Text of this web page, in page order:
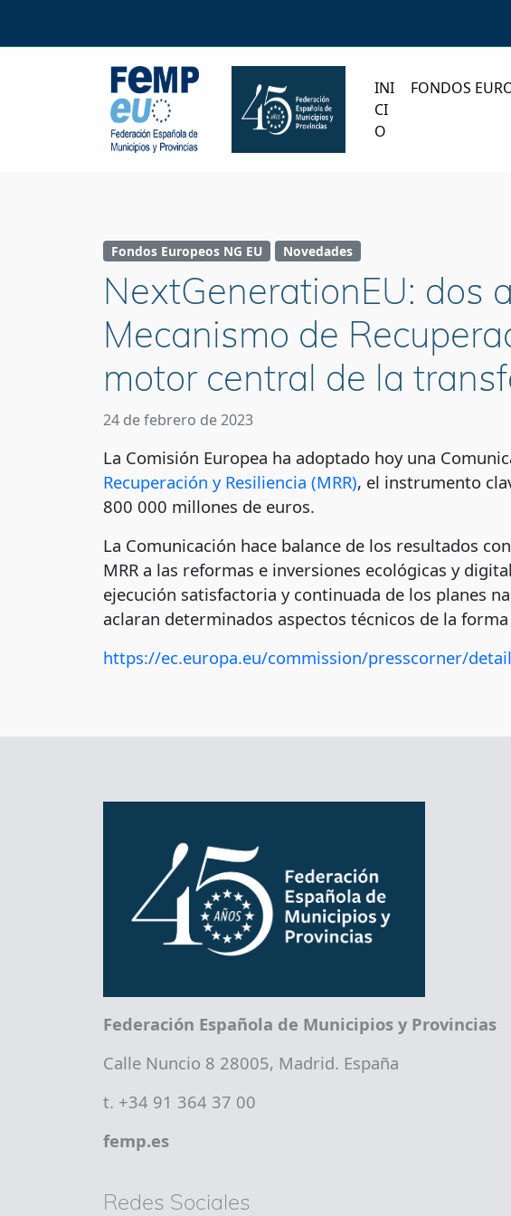
INI
CI
O
FONDOS
Fondos Europeos NG EU Novedades
NextGenerationEU: dos
Mecanismo de
motor central de la
24 de febrero de 2023
La Comisión Europea ha adoptado hoy una
Recuperación y Resiliencia (MRR), el instrumento
800 000 millones de euros.
La Comunicación hace balance de los resultados
MRR a las reformas e inversiones ecológicas y
ejecución satisfactoria y continuada de los planes
aclaran determinados aspectos técnicos de la
https://ec.europa.eu/commission/presscorner/
Federación Española de Municipios y Provincias
Calle Nuncio 8 28005, Madrid. España
t. +34 91 364 37 00
femp.es
Redes Sociales